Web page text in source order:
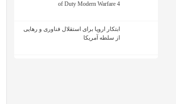
of Duty Modern Warfare 4
ابتکار اروپا برای استقلال فناوری و رهایی
از سلطه آمریکا